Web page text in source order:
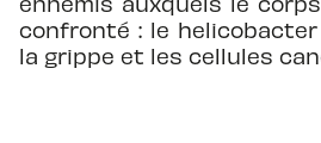
confronté : le
la grippe et les cellules